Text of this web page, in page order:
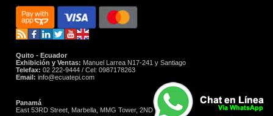
Quito - Ecuador
Exhibición y Ventas: Manuel Larrea N17-241 y Santiago
Telefax: 02 222-9444 / Cel: 0987178263
Email: info@ecuatepi.com
Panamá
East 53RD Street, Marbella, MMG Tower, 2ND Floor